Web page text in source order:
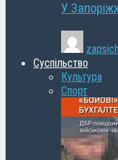
У
zapsich
Суспільство
Культура
Спорт